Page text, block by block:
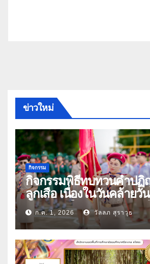
ข่าวใหม่
กิจกรรม
กิจกรรมพิธีทบทวนคำป
ลูกเสือ เนื่องในวันคล้ายวั
คณะลูกเสือแห่งชาติ ประ
ก.ค. 1, 2026 วัลลภ สุราวุธ